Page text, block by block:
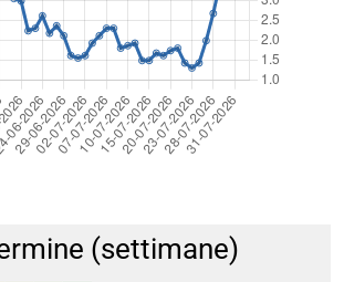
(settimane)